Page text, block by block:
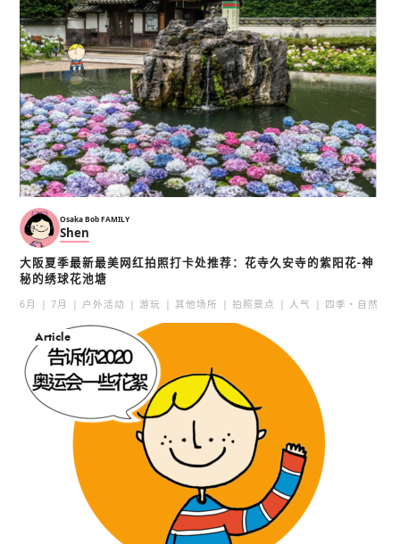
新世界稻荷神社
新世界
天王寺・阿倍野・新世界
神社・佛阁
文化体验
新世界观光人力车“伡天
力”
新世界
天王寺・阿倍野・新世界
文化体验
街头漫步
加寿屋 Via Abeno walk
搞笑
北区（梅田・天满）
文化体验
天王寺
夜景
天王寺・阿倍野・新世界
大阪新世界元祖炸串Dar
大阪忍者体验-忍者堂
Osaka Bob FAMILY
Shen
大阪夏季最新最美网红拍照打卡处推荐：花寺久安寺的紫阳花-神
秘的绣球花池塘
6月 7月 户外活动 游玩 其他场所 拍照景点 人气 四季・自然
Article